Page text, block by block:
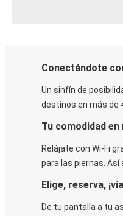
Conectándote
Un sinfín de
destinos en más de
Tu comodidad en
Relájate con Wi-Fi
para las piernas.
Elige, reserva,
De tu pantalla a tu